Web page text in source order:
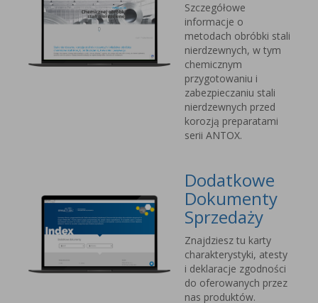
Szczegółowe
informacje o
metodach obróbki stali
nierdzewnych, w tym
chemicznym
przygotowaniu i
zabezpieczaniu stali
nierdzewnych przed
korozją preparatami
serii ANTOX.
Dodatkowe
Dokumenty
Sprzedaży
Znajdziesz tu karty
charakterystyki, atesty
i deklaracje zgodności
do oferowanych przez
nas produktów.